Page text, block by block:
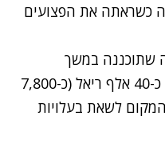
כשראתה את הפצועים
שתוכננה במשך
כשנתיים ועלתה לפי הפרסומים כ-40 אלף ריאל (כ-7,800
לשאת בעלויות